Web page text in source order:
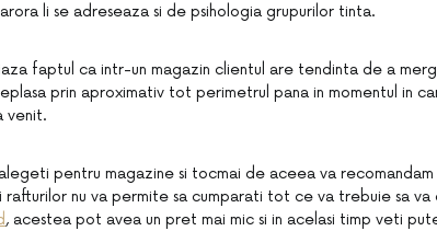
li se adreseaza si de psihologia grupurilor tinta.
faptul ca intr-un magazin clientul are tendinta de a
prin aproximativ tot perimetrul pana in momentul in
venit.
pentru magazine si tocmai de aceea va recomandam
nu va permite sa cumparati tot ce va trebuie sa va
, acestea pot avea un pret mai mic si in acelasi timp veti